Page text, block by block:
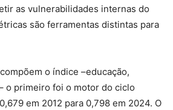
as vulnerabilidades internas do
são ferramentas distintas para
o índice –educação,
o primeiro foi o motor do ciclo
em 2012 para 0,798 em 2024. O